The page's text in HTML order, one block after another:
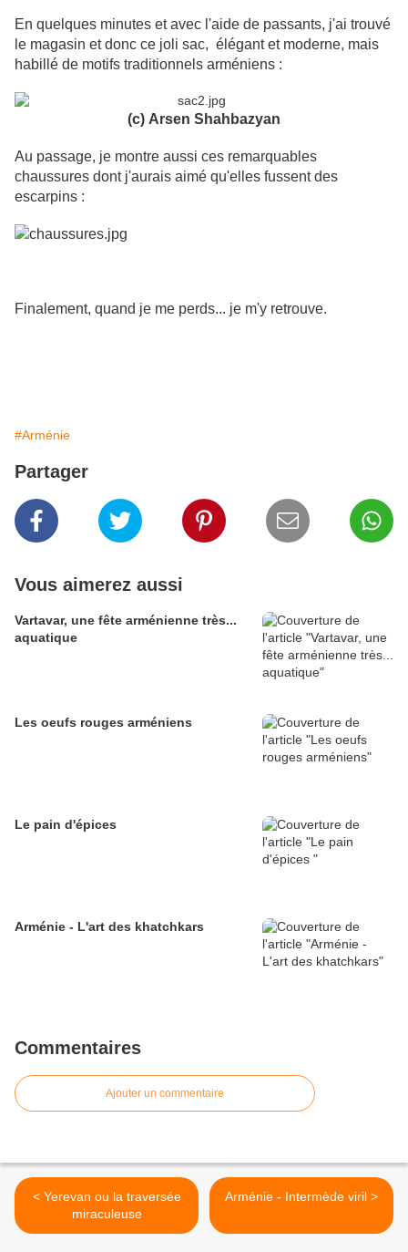
En quelques minutes et avec l'aide de passants, j'ai trouvé
le magasin et donc ce joli sac, élégant et moderne, mais
habillé de motifs traditionnels arméniens :
(c) Arsen Shahbazyan
Au passage, je montre aussi ces remarquables
chaussures dont j'aurais aimé qu'elles fussent des
escarpins :
Finalement, quand je me perds... je m'y retrouve.
#Arménie
Partager
Vous aimerez aussi
Vartavar, une fête arménienne très...
aquatique
Les oeufs rouges arméniens
Le pain d'épices
Arménie - L'art des khatchkars
Commentaires
Ajouter un commentaire
< Yerevan ou la traversée
miraculeuse
Arménie - Intermède viril >